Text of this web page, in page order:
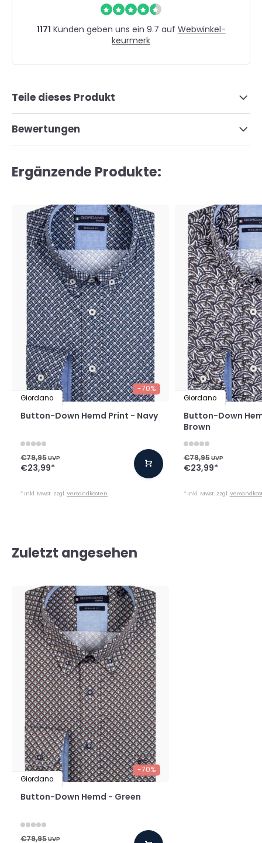
1171 Kunden geben uns ein 9.7 auf Webwinkel-
keurmerk
Teile dieses Produkt
Bewertungen
Ergänzende Produkte:
-70%
Giordano
Button-Down Hemd Print - Navy
€79,95UVP
€23,99*
* Inkl. MwSt. zzgl.Versandkosten
Giordano
Button-Down
Brown
€79,95UVP
€23,99*
* Inkl. MwSt. zzgl.
Zuletzt angesehen
-70%
Giordano
Button-Down Hemd - Green
€79,95UVP